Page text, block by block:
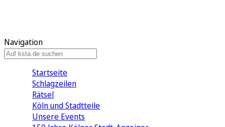
Navigation
Startseite
Schlagzeilen
Rätsel
Köln und Stadtteile
Unsere Events